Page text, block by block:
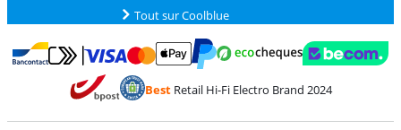
Tout sur Coolblue
Payer avec Bancontact
Payer avec MasterCard et Visa via ClickToPay
Payer avec PayPal
BestRetail Hi-Fi Electro Brand 2024